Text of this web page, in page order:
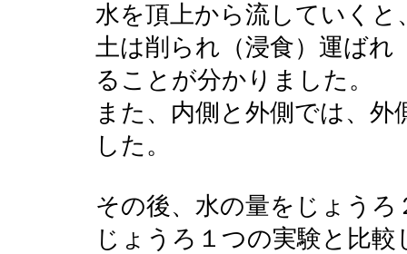
水を頂上から流していくと
土は削られ（浸食）運ばれ
ることが分かりました。
また、内側と外側では、
した。
その後、水の量をじょう
じょうろ１つの実験と比